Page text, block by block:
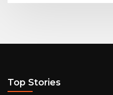
Top Stories